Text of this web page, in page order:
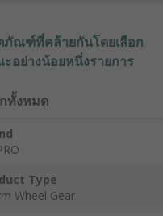
ภัณฑ์ที่คล้ายกันโดยเลือก
อย่างน้อยหนึ่งรายการ
ทั้งหมด
Type
Wheel Gear